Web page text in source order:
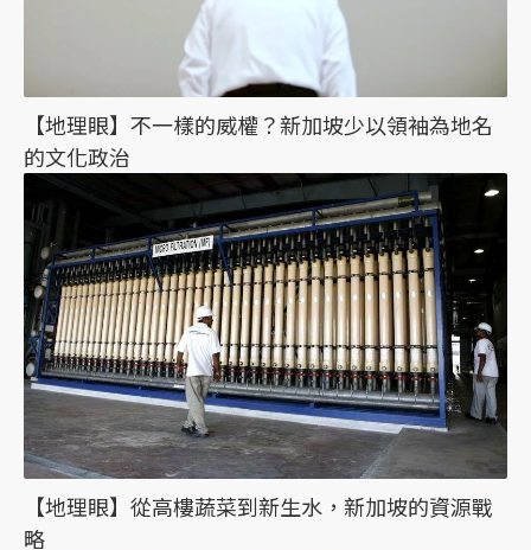
【地理眼】不一樣的威權？新加坡少以領袖為地名
的文化政治
【地理眼】從高樓蔬菜到新生水，新加坡的資源戰
略